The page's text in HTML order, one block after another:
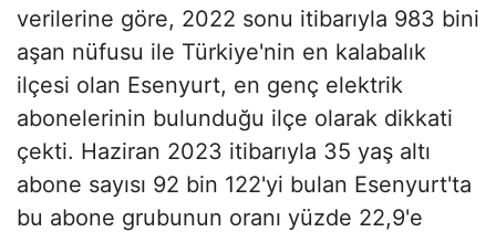
verilerine göre, 2022 sonu itibarıyla 983 bini
aşan nüfusu ile Türkiye'nin en kalabalık
ilçesi olan Esenyurt, en genç elektrik
abonelerinin bulunduğu ilçe olarak dikkati
çekti. Haziran 2023 itibarıyla 35 yaş altı
abone sayısı 92 bin 122'yi bulan Esenyurt'ta
bu abone grubunun oranı yüzde 22,9'e